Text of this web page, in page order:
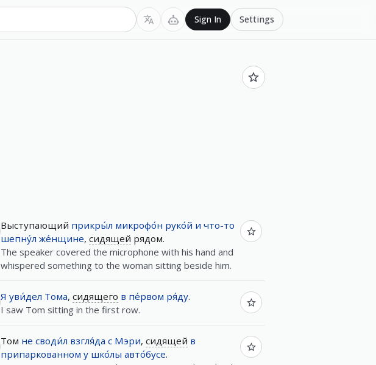
Sign In Settings
Выступающий прикры́л микрофо́н руко́й и что-то
шепну́л же́нщине, сидящей рядом.
The speaker covered the microphone with his hand and
whispered something to the woman sitting beside him.
Я уви́дел Тома, сидящего в пе́рвом ря́ду.
I saw Tom sitting in the first row.
Том не своди́л взгля́да с Мэри, сидящей в
припаркованном у шко́лы авто́бусе.